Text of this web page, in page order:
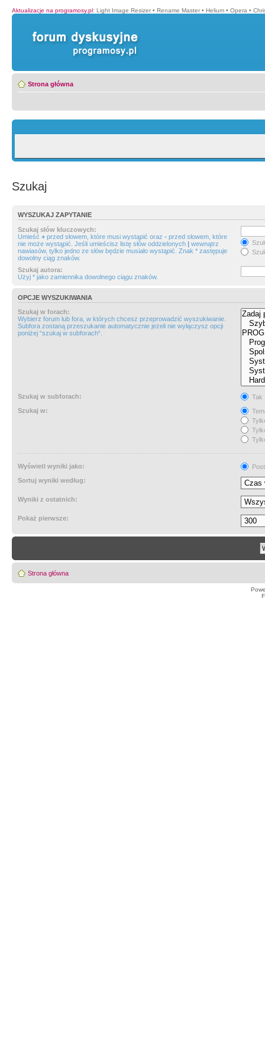
Aktualizacje na programosy.pl: Light Image Resizer • Rename Master • Helium • Opera •
Strona główna
Szukaj
WYSZUKAJ ZAPYTANIE
Szukaj słów kluczowych:
Umieść + przed słowem, które musi wystąpić oraz - przed słowem, które
nie może wystąpić. Jeśli umieścisz listę słów oddzielonych | wewnątrz
nawiasów, tylko jedno ze słów będzie musiało wystąpić. Znak * zastępuje
dowolny ciąg znaków.
Szukaj autora:
Użyj * jako zamiennika dowolnego ciągu znaków.
OPCJE WYSZUKIWANIA
Szukaj w forach:
Wybierz forum lub fora, w których chcesz przeprowadzić wyszukiwanie.
Subfora zostaną przeszukanie automatycznie jeżeli nie wyłączysz opcji
poniżej “szukaj w subforach“.
Szukaj w subforach:
Tak
Szukaj w:
Wyświetl wyniki jako:
Sortuj wyniki według:
Wyniki z ostatnich:
Pokaż pierwsze:
Strona główna